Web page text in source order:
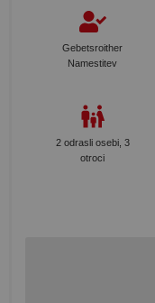
Gebetsroither
Namestitev
2 odrasli osebi, 3
otroci